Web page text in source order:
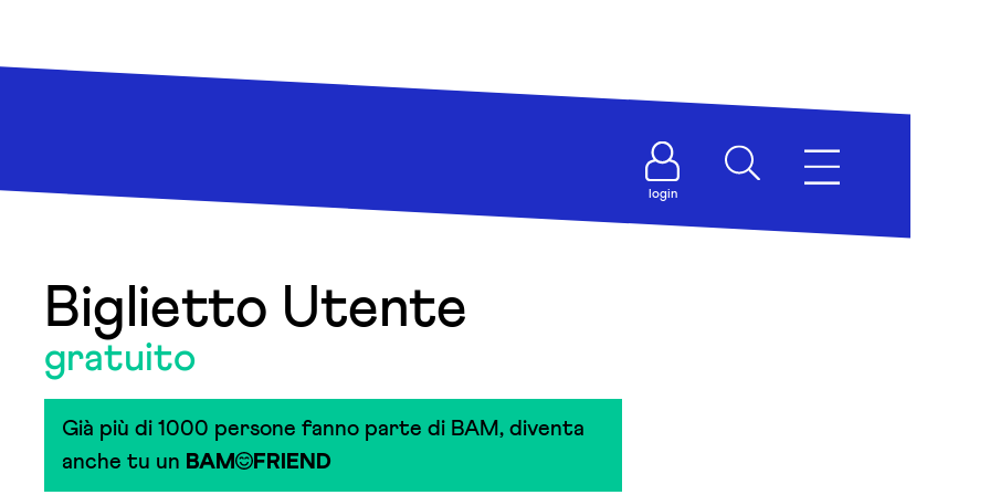
login
Biglietto Utente
gratuito
Già più di 1000 persone fanno parte di BAM, diventa
anche tu un BAM FRIEND